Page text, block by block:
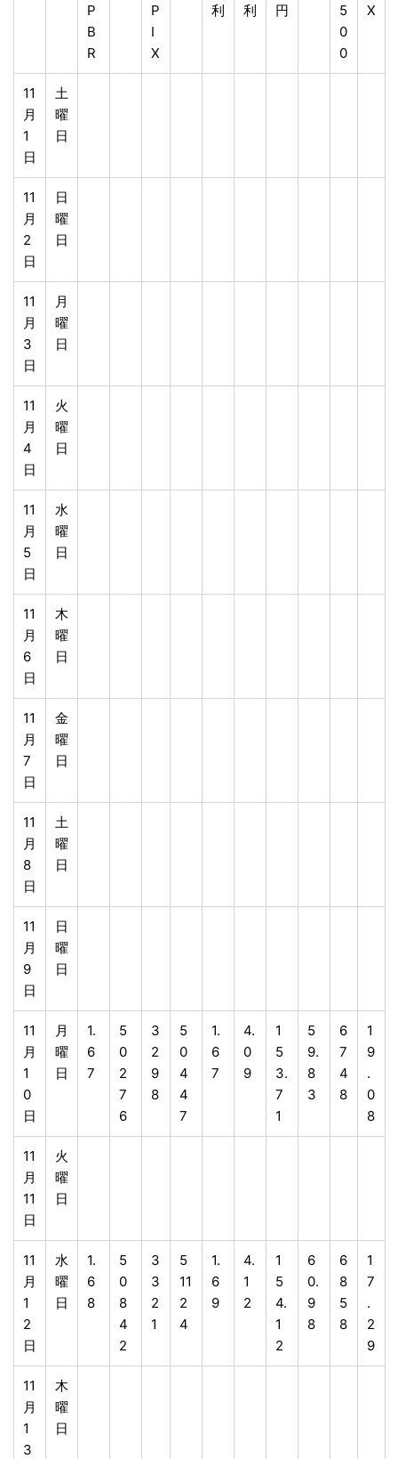
P
B
R
P
I
X
利
利
円
5
0
0
X
11
月
1
日
土
曜
日
11
月
2
日
日
曜
日
11
月
3
日
月
曜
日
11
月
4
日
火
曜
日
11
月
5
日
水
曜
日
11
月
6
日
木
曜
日
11
月
7
日
金
曜
日
11
月
8
日
土
曜
日
11
月
9
日
日
曜
日
11
月
1
0
日
月
曜
日
1.
6
7
5
0
2
7
6
3
2
9
8
5
0
4
4
7
1.
6
7
4.
0
9
1
5
3.
7
1
5
9.
8
3
6
7
4
8
1
9
.
0
8
11
月
11
日
火
曜
日
11
月
1
2
日
水
曜
日
1.
6
8
5
0
8
4
2
3
3
2
1
5
11
2
4
1.
6
9
4.
1
2
1
5
4.
1
2
6
0.
9
8
6
8
5
8
1
7
.
2
9
11
月
1
3
木
曜
日